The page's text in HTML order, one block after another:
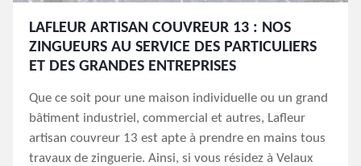
LAFLEUR ARTISAN COUVREUR 13 : NOS
ZINGUEURS AU SERVICE DES PARTICULIERS
ET DES GRANDES ENTREPRISES
Que ce soit pour une maison individuelle ou un grand
bâtiment industriel, commercial et autres, Lafleur
artisan couvreur 13 est apte à prendre en mains tous
travaux de zinguerie. Ainsi, si vous résidez à Velaux